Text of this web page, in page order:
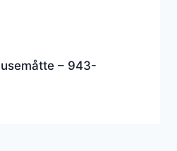
– 943-